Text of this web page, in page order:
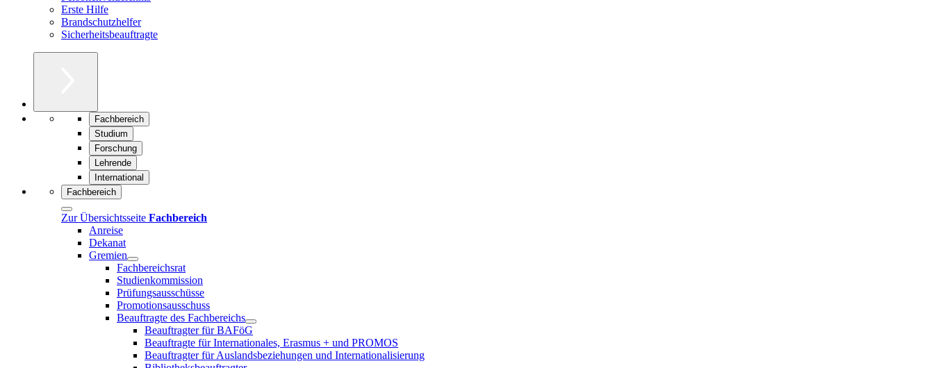
Erste Hilfe
Brandschutzhelfer
Sicherheitsbeauftragte
Fachbereich
Studium
Forschung
Lehrende
International
Fachbereich
Zur Übersichtsseite Fachbereich
Anreise
Dekanat
Gremien
Fachbereichsrat
Studienkommission
Prüfungsausschüsse
Promotionsausschuss
Beauftragte des Fachbereichs
Beauftragter für BAFöG
Beauftragte für Internationales, Erasmus + und PROMOS
Beauftragter für Auslandsbeziehungen und Internationalisierung